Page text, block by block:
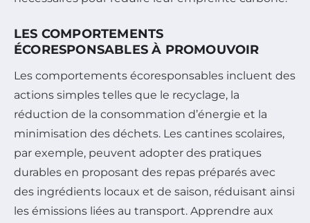
LES COMPORTEMENTS
ÉCORESPONSABLES À PROMOUVOIR
Les comportements écoresponsables incluent des
actions simples telles que le recyclage, la
réduction de la consommation d’énergie et la
minimisation des déchets. Les cantines scolaires,
par exemple, peuvent adopter des pratiques
durables en proposant des repas préparés avec
des ingrédients locaux et de saison, réduisant ainsi
les émissions liées au transport. Apprendre aux